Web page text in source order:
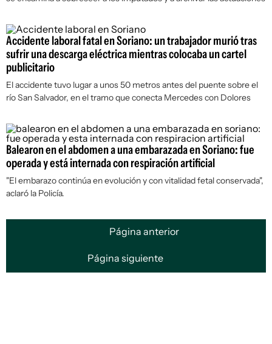
Accidente laboral fatal en Soriano: un trabajador murió tras
sufrir una descarga eléctrica mientras colocaba un cartel
publicitario
El accidente tuvo lugar a unos 50 metros antes del puente sobre el
río San Salvador, en el tramo que conecta Mercedes con Dolores
Balearon en el abdomen a una embarazada en Soriano: fue
operada y está internada con respiración artificial
"El embarazo continúa en evolución y con vitalidad fetal conservada",
aclaró la Policía.
Página anterior
Página siguiente